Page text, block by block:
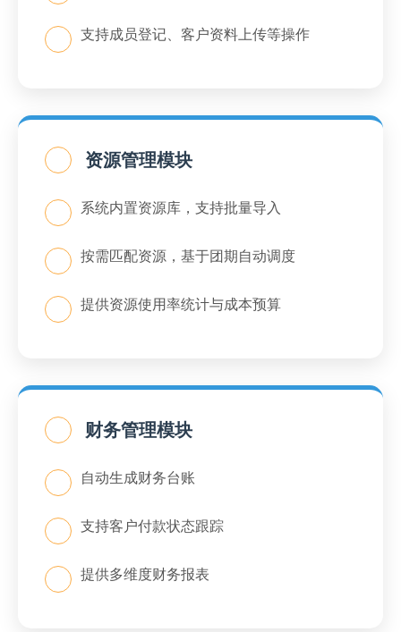
支持成员登记、客户资料上传等操作
资源管理模块
系统内置资源库，支持批量导入
按需匹配资源，基于团期自动调度
提供资源使用率统计与成本预算
财务管理模块
自动生成财务台账
支持客户付款状态跟踪
提供多维度财务报表